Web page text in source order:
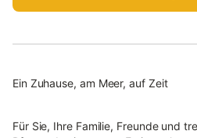
Ein Zuhause, am Meer, auf Zeit
Für Sie, Ihre Familie, Freunde und